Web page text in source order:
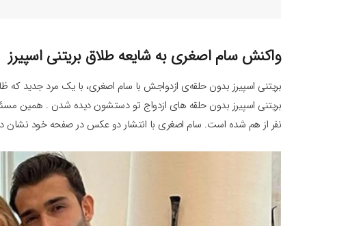
واکنش سام اصغری به شایعه طلاق بریتنی اسپیرز
بریتنی اسپیرز بدون حلقه‌ی ازدواجش با سام اصغری، با یک مرد جدید که
بریتنی اسپیرز بدون حلقه های ازدواج تو دستشون دیده شدن . همین
نفر از هم شده است. سام اصغری با انتشار دو عکس در صفحه خود نشان